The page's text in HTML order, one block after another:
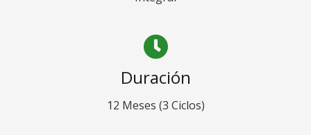
Duración
12 Meses (3 Ciclos)